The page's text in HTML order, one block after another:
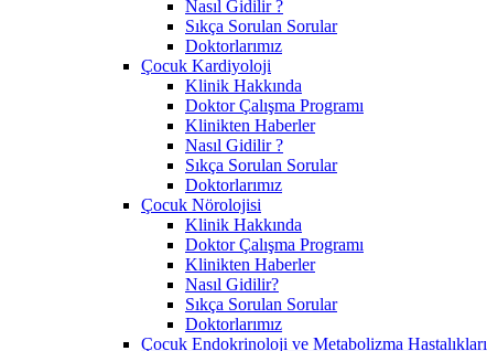
Nasıl Gidilir ?
Sıkça Sorulan Sorular
Doktorlarımız
Çocuk Kardiyoloji
Klinik Hakkında
Doktor Çalışma Programı
Klinikten Haberler
Nasıl Gidilir ?
Sıkça Sorulan Sorular
Doktorlarımız
Çocuk Nörolojisi
Klinik Hakkında
Doktor Çalışma Programı
Klinikten Haberler
Nasıl Gidilir?
Sıkça Sorulan Sorular
Doktorlarımız
Çocuk Endokrinoloji ve Metabolizma Hastalıkları